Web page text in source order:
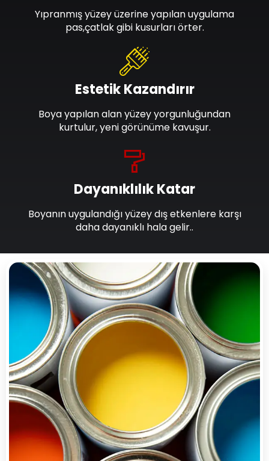
Dayanıklılık Katar
Boyanın uygulandığı yüzey dış etkenlere karşı
daha dayanıklı hala gelir..
Estetik Kazandırır
Boya yapılan alan yüzey yorgunluğundan
kurtulur, yeni görünüme kavuşur.
Yıpranmış yüzey üzerine yapılan uygulama
pas,çatlak gibi kusurları örter.